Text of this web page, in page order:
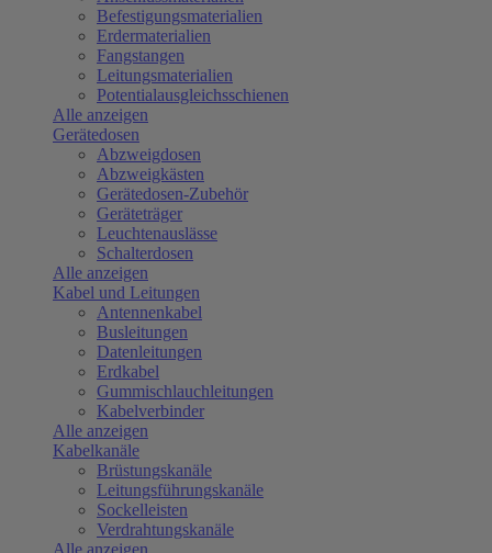
Befestigungsmaterialien
Erdermaterialien
Fangstangen
Leitungsmaterialien
Potentialausgleichsschienen
Alle anzeigen
Gerätedosen
Abzweigdosen
Abzweigkästen
Gerätedosen-Zubehör
Geräteträger
Leuchtenauslässe
Schalterdosen
Alle anzeigen
Kabel und Leitungen
Antennenkabel
Busleitungen
Datenleitungen
Erdkabel
Gummischlauchleitungen
Kabelverbinder
Alle anzeigen
Kabelkanäle
Brüstungskanäle
Leitungsführungskanäle
Sockelleisten
Verdrahtungskanäle